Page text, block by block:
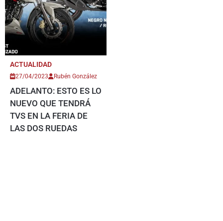
ACTUALIDAD
27/04/2023 Rubén González
ADELANTO: ESTO ES LO
NUEVO QUE TENDRÁ
TVS EN LA FERIA DE
LAS DOS RUEDAS